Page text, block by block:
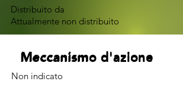
Distribuito da
Attualmente non distribuito
Meccanismo d'azione
Meccanismo d'azione
Non indicato
Meccanismo d'azione
Meccanismo d'azione